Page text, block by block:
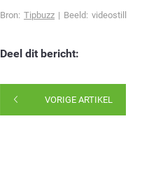
Bron: Tipbuzz| Beeld: videostill
Deel dit bericht:
VORIGE ARTIKEL